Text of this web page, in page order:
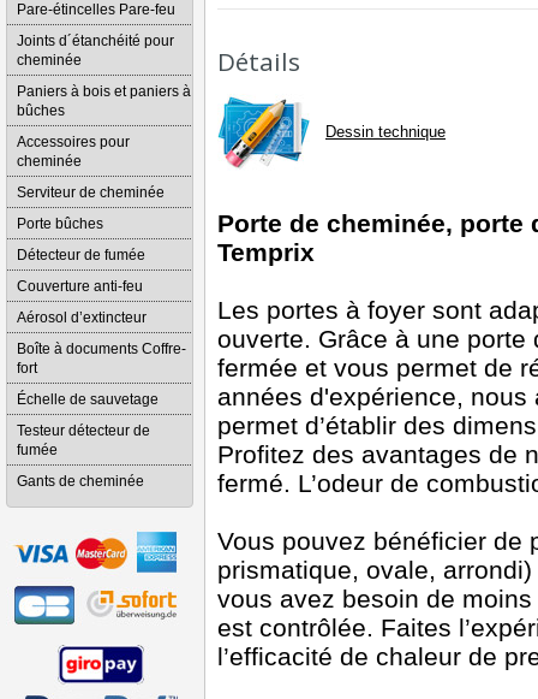
Détails
Dessin technique
Porte de cheminée, porte
Temprix
Les portes à foyer sont
ouverte. Grâce à une
fermée et vous permet de
années d'expérience,
permet d’établir des
Profitez des avantages de
fermé. L’odeur de
Vous pouvez bénéficier de
prismatique, ovale,
vous avez besoin de
est contrôlée. Faites
l’efficacité de chaleur de
Pare-étincelles Pare-feu
Joints d´étanchéité pour
cheminée
Paniers à bois et paniers à
bûches
Accessoires pour
cheminée
Serviteur de cheminée
Porte bûches
Détecteur de fumée
Couverture anti-feu
Aérosol d’extincteur
Boîte à documents Coffre-
fort
Échelle de sauvetage
Testeur détecteur de
fumée
Gants de cheminée